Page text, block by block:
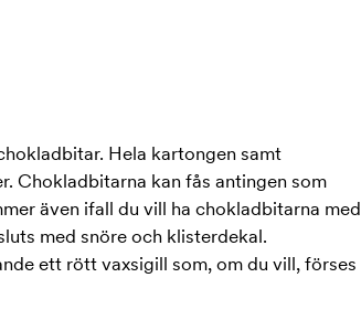
Hela kartongen samt
Chokladbitarna kan fås antingen som
även ifall du vill ha chokladbitarna med
med snöre och klisterdekal.
ett rött vaxsigill som, om du vill, förses